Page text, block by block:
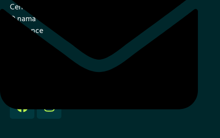
Cenovnik i ponuda
O nama
Reference